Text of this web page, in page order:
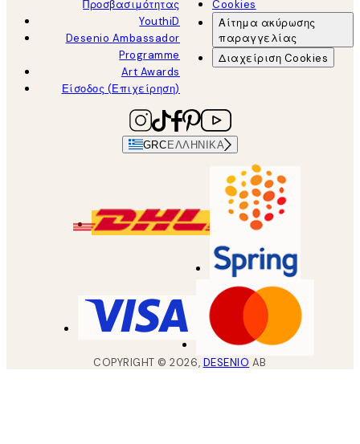
Προσβασιμότητας
YouthiD
Desenio Ambassador
Programme
Art Awards
Είσοδος (Επιχείρηση)
Cookies
Αίτημα ακύρωσης
παραγγελίας
Διαχείριση Cookies
GRCΕΛΛΗΝΙΚΆ
COPYRIGHT ©2026, DESENIO AB